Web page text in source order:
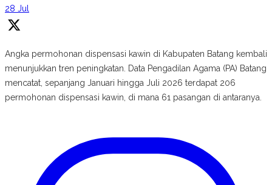
28 Jul
Angka permohonan dispensasi kawin di Kabupaten Batang kembali
menunjukkan tren peningkatan. Data Pengadilan Agama (PA) Batang
mencatat, sepanjang Januari hingga Juli 2026 terdapat 206
permohonan dispensasi kawin, di mana 61 pasangan di antaranya.